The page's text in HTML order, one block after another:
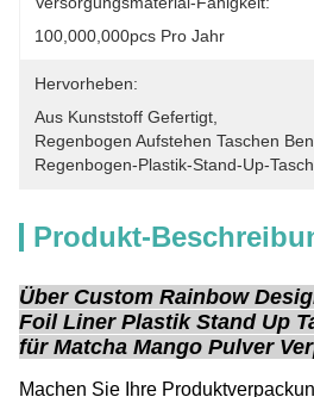
100,000,000pcs Pro Jahr
Hervorheben:
Aus Kunststoff Gefertigt
Regenbogen Aufstehen Taschen
Regenbogen-Plastik-Stand-Up-
Produkt-
Über Custom Rainbow
Foil Liner Plastik Stand Up
für Matcha Mango Pulver
Machen Sie Ihre